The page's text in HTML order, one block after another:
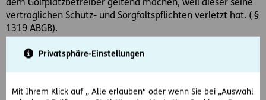
Privatsphäre-Einstellungen
Mit Ihrem Klick auf „ Alle erlauben“ oder wenn Sie bei „Auswahl
dem Golfplatzbetreiber geltend machen, weil dieser seine
vertraglichen Schutz- und Sorgfaltspflichten verletzt hat. ( §
1319 ABGB).
Sowohl das Erstgericht als auch das Berufungsgericht
zu verhindernde Gefahr auch absehbar ist. Der